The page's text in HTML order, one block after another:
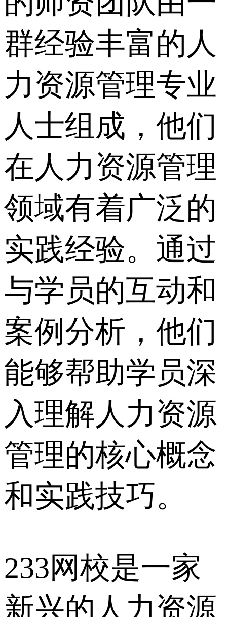
群经验丰富的人
力资源管理专业
人士组成，他们
在人力资源管理
领域有着广泛的
实践经验。通过
与学员的互动和
案例分析，他们
能够帮助学员深
入理解人力资源
管理的核心概念
和实践技巧。
233网校是一家
新兴的人力资源